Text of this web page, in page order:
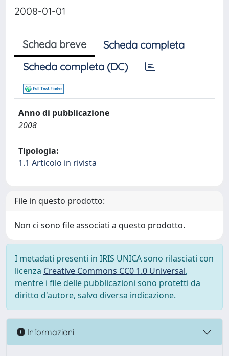
2008-01-01
Scheda breve
Scheda completa
Scheda completa (DC)
Anno di pubblicazione
2008
Tipologia:
1.1 Articolo in rivista
File in questo prodotto:
Non ci sono file associati a questo prodotto.
I metadati presenti in IRIS UNICA sono rilasciati con
licenza Creative Commons CC0 1.0 Universal,
mentre i file delle pubblicazioni sono protetti da
diritto d'autore, salvo diversa indicazione.
Informazioni